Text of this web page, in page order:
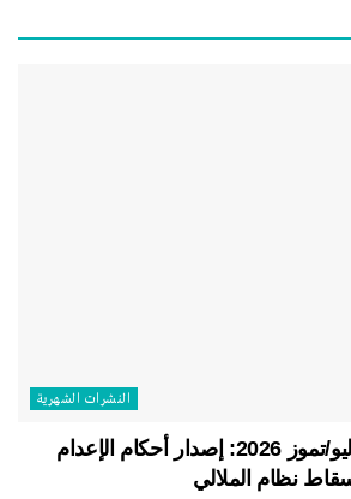
النشرات الشهریة
التقرير الشهري – يوليو/تموز 2026: إصدار أحكام الإعدام
نظام الملالي